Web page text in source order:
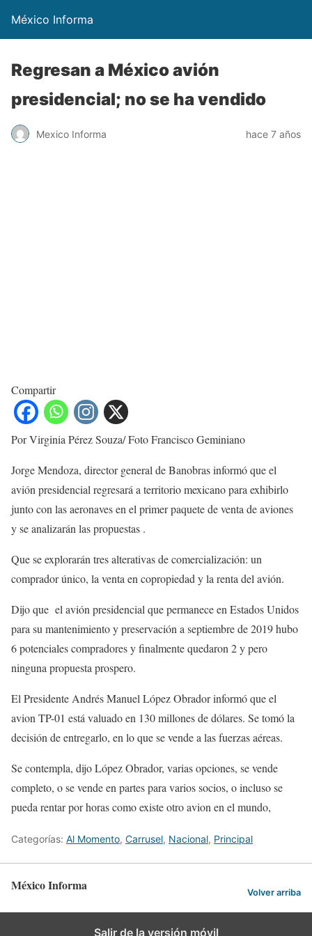
México Informa
Regresan a México avión
presidencial; no se ha vendido
Mexico Informa hace 7 años
Compartir
Por Virginia Pérez Souza/ Foto Francisco Geminiano
Jorge Mendoza, director general de Banobras informó que el
avión presidencial regresará a territorio mexicano para exhibirlo
junto con las aeronaves en el primer paquete de venta de aviones
y se analizarán las propuestas .
Que se explorarán tres alterativas de comercialización: un
comprador único, la venta en copropiedad y la renta del avión.
Dijo que el avión presidencial que permanece en Estados Unidos
para su mantenimiento y preservación a septiembre de 2019 hubo
6 potenciales compradores y finalmente quedaron 2 y pero
ninguna propuesta prospero.
El Presidente Andrés Manuel López Obrador informó que el
avion TP-01 está valuado en 130 millones de dólares. Se tomó la
decisión de entregarlo, en lo que se vende a las fuerzas aéreas.
Se contempla, dijo López Obrador, varias opciones, se vende
completo, o se vende en partes para varios socios, o incluso se
pueda rentar por horas como existe otro avion en el mundo,
Categorías: Al Momento, Carrusel, Nacional, Principal
México Informa Volver arriba
Salir de la versión móvil